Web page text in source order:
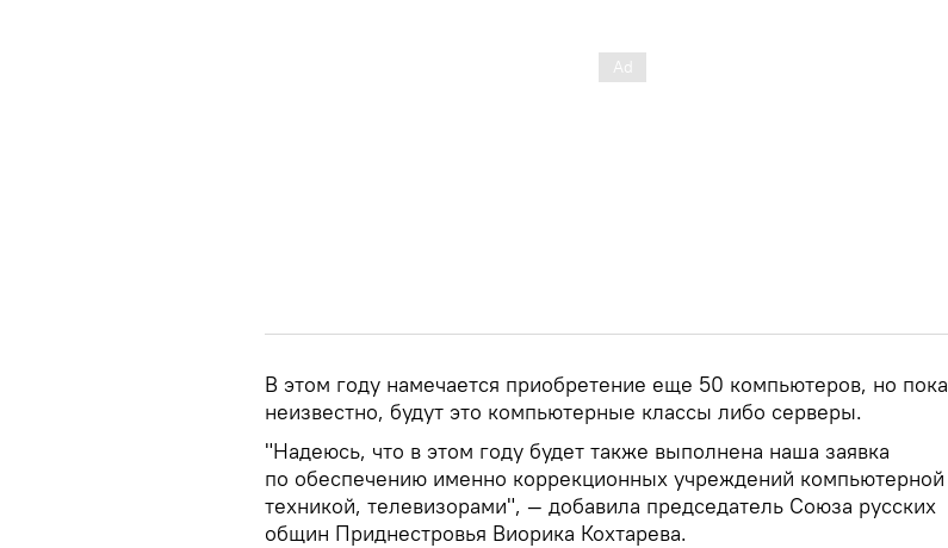
В этом году намечается приобретение еще 50 компьютеров, но пока
неизвестно, будут это компьютерные классы либо серверы.
"Надеюсь, что в этом году будет также выполнена наша заявка
по обеспечению именно коррекционных учреждений компьютерной
техникой, телевизорами", — добавила председатель Союза русских
общин Приднестровья Виорика Кохтарева.